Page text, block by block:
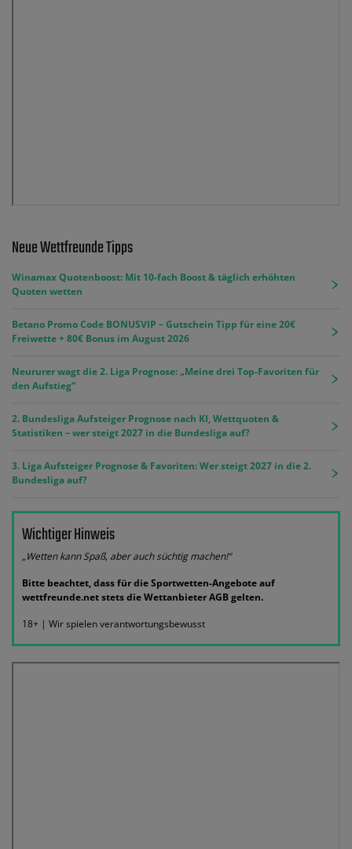
Neue Wettfreunde Tipps
Winamax Quotenboost: Mit 10-fach Boost & täglich erhöhten
Quoten wetten
Betano Promo Code BONUSVIP – Gutschein Tipp für eine 20€
Freiwette + 80€ Bonus im August 2026
Neururer wagt die 2. Liga Prognose: „Meine drei Top-Favoriten für
den Aufstieg“
2. Bundesliga Aufsteiger Prognose nach KI, Wettquoten &
Statistiken – wer steigt 2027 in die Bundesliga auf?
3. Liga Aufsteiger Prognose & Favoriten: Wer steigt 2027 in die 2.
Bundesliga auf?
Wichtiger Hinweis
„Wetten kann Spaß, aber auch süchtig machen!“
Bitte beachtet, dass für die Sportwetten-Angebote auf
wettfreunde.net stets die Wettanbieter AGB gelten.
18+ | Wir spielen verantwortungsbewusst